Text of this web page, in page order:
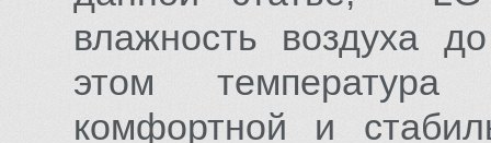
влажность воздуха
этом
комфортной и